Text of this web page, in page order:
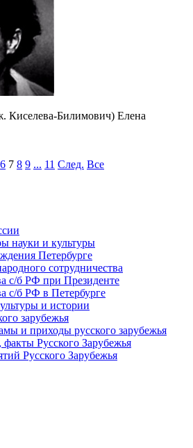
Киселева-Билимович) Елена
6 7 8 9 ... 11 След. Все
науки и культуры
Петербурге
сотрудничества
с/б РФ при Президенте
с/б РФ в Петербурге
и истории
зарубежья
и приходы русского зарубежья
Русского Зарубежья
Русского Зарубежья